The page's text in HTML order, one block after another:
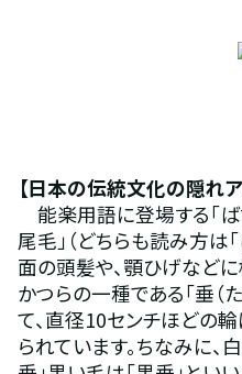
【日本の伝統文化の隠れア
能楽用語に登場する「ば
尾毛」（どちらも読み方は
面の頭髪や、顎ひげなど
かつらの一種である「垂（
て、直径10センチほどの
られています。ちなみに、